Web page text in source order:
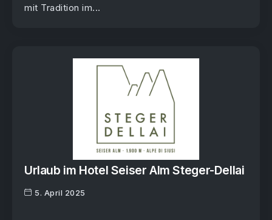
mit Tradition im...
Urlaub im Hotel Seiser Alm Steger-Dellai
5. April 2025